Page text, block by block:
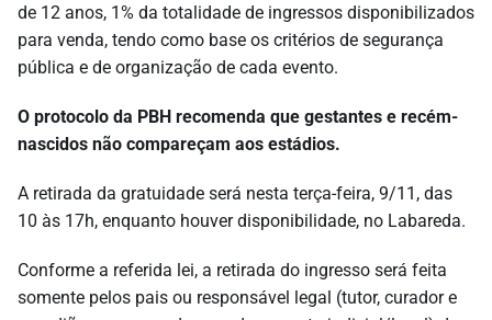
de 12 anos, 1% da totalidade de ingressos disponibilizados
para venda, tendo como base os critérios de segurança
pública e de organização de cada evento.
O protocolo da PBH recomenda que gestantes e recém-
nascidos não compareçam aos estádios.
A retirada da gratuidade será nesta terça-feira, 9/11, das
10 às 17h, enquanto houver disponibilidade, no Labareda.
Conforme a referida lei, a retirada do ingresso será feita
somente pelos pais ou responsável legal (tutor, curador e